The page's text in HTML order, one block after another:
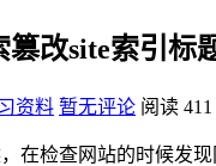
篡改site索引标
资料 暂无评论 阅读 411
在检查网站的时候发